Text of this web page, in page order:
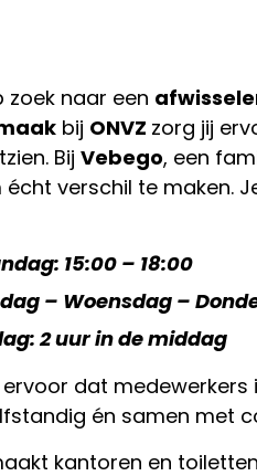
zoek naar een
bij ONVZ zorg jij
Bij Vebego, een
écht verschil te maken.
15:00 – 18:00
– Woensdag –
2 uur in de middag
dat medewerkers
én samen met
kantoren en